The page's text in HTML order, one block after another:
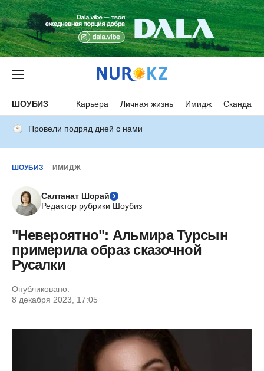
ШОУБИЗ Карьера Личная жизнь Имидж Скандалы
Провели подряд дней с нами
ШОУБИЗ ИМИДЖ
Салтанат Шорай
Редактор рубрики Шоубиз
"Невероятно": Альмира Турсын
примерила образ сказочной
Русалки
Опубликовано:
8 декабря 2023, 17:05